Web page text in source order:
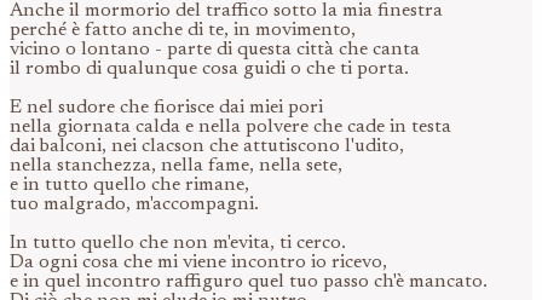
Anche il mormorio del traffico sotto la mia finestra
perché è fatto anche di te, in movimento,
vicino o lontano - parte di questa città che canta
il rombo di qualunque cosa guidi o che ti porta.
E nel sudore che fiorisce dai miei pori
nella giornata calda e nella polvere che cade in testa
dai balconi, nei clacson che attutiscono l'udito,
nella stanchezza, nella fame, nella sete,
e in tutto quello che rimane,
tuo malgrado, m'accompagni.
In tutto quello che non m'evita, ti cerco.
Da ogni cosa che mi viene incontro io ricevo,
e in quel incontro raffiguro quel tuo passo ch'è mancato.